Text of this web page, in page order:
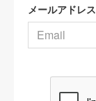
メールアドレス